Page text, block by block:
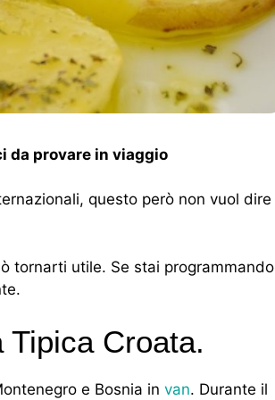
da provare in viaggio
questo però non vuol dire
tornarti utile. Se stai programmando
Croata.
e Bosnia in van. Durante il